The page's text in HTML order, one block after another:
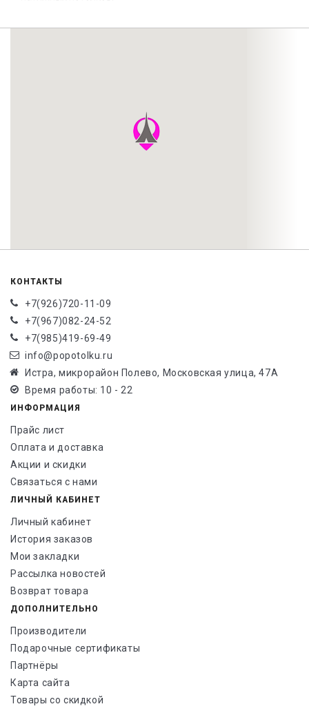
КОНТАКТЫ
+7(926)720-11-09
+7(967)082-24-52
+7(985)419-69-49
info@popotolku.ru
Истра, микрорайон Полево, Московская улица, 47А
Время работы: 10 - 22
ИНФОРМАЦИЯ
Прайс лист
Оплата и доставка
Акции и скидки
Связаться с нами
ЛИЧНЫЙ КАБИНЕТ
Личный кабинет
История заказов
Мои закладки
Рассылка новостей
Возврат товара
ДОПОЛНИТЕЛЬНО
Производители
Подарочные сертификаты
Партнёры
Карта сайта
Товары со скидкой